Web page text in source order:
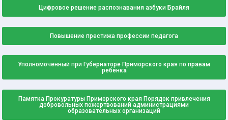
Цифровое решение распознавания азбуки Брайля
Повышение престижа профессии педагога
Уполномоченный при Губернаторе Приморского края по правам
ребенка
Памятка Прокуратуры Приморского края Порядок привлечения
добровольных пожертвований администрациями
образовательных организаций